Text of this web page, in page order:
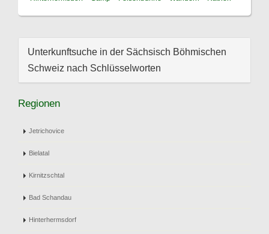
Unterkunftsuche in der Sächsisch Böhmischen
Schweiz nach Schlüsselworten
Regionen
Jetrichovice
Bielatal
Kirnitzschtal
Bad Schandau
Hinterhermsdorf